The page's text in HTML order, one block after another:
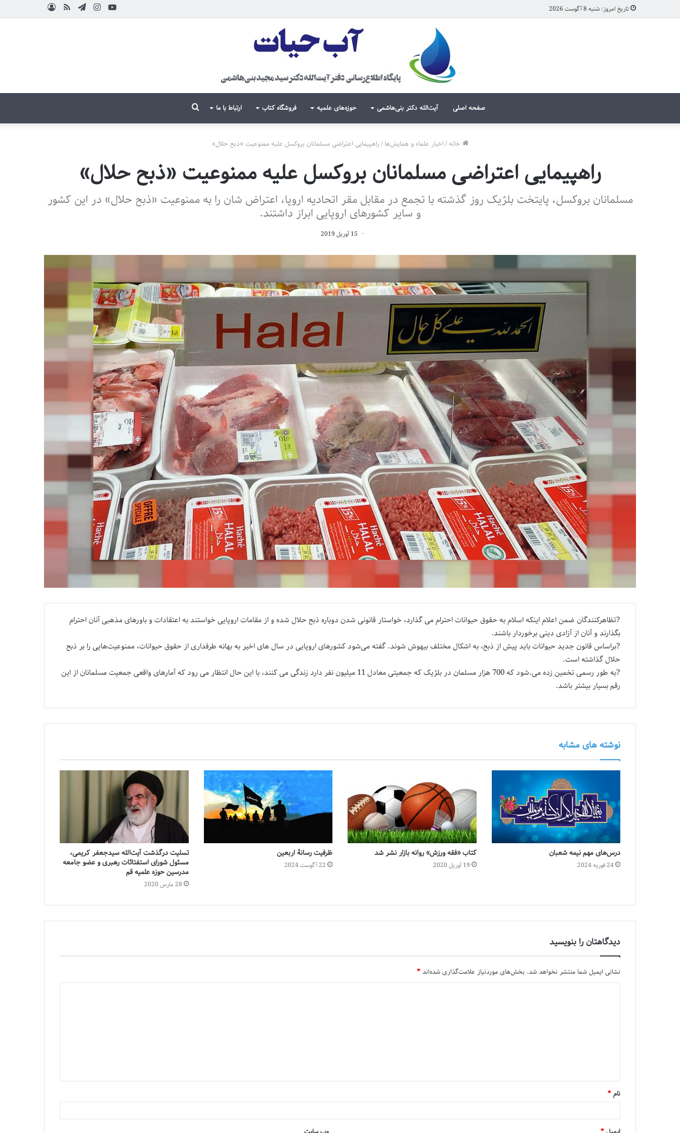
تاریخ امروز: شنبه 8 آگوست 2026 ورودآپارات
خوراکتلگرام
اینستاگرامیوتیوب
صفحه اصلی آیت‌الله دکتر بنی‌هاشمی حوزه‌های علمیه فروشگاه کتاب ارتباط با ما جستجو
خانه/اخبار علماء و همایش‌ها /راهپیمایی اعتراضی مسلمانان بروکسل علیه ممنوعیت «ذبح حلال»
راهپیمایی اعتراضی مسلمانان بروکسل علیه ممنوعیت «ذبح حلال»
مسلمانان بروکسل، پایتخت بلژیک روز گذشته با تجمع در مقابل مقر اتحادیه اروپا، اعتراض شان را به ممنوعیت «ذبح حلال» در این کشور
و سایر کشورهای اروپایی ابراز داشتند.
15 آوریل 2019
?تظاهرکنندگان ضمن اعلام اینکه اسلام به حقوق حیوانات احترام می گذارد، خواستار قانونی شدن دوباره ذبح حلال شده و از مقامات اروپایی خواستند به اعتقادات و باورهای مذهبی آنان احترام
بگذارند و آنان از آزادی دینی برخوردار باشند.
?براساس قانون جدید حیوانات باید پیش از ذبح، به اشکال مختلف بیهوش شوند. گفته می‌شود کشورهای اروپایی در سال های اخیر به بهانه طرفداری از حقوق حیوانات، ممنوعیت‌هایی را بر ذبح
حلال گذاشته است.
?به طور رسمی تخمین زده می.شود که 700 هزار مسلمان در بلژیک که جمعیتی معادل 11 میلیون نفر دارد زندگی می کنند، با این حال انتظار می رود که آمارهای واقعی جمعیت مسلمانان از این
رقم بسیار بیشتر باشد.
نوشته های مشابه
درس‌های مهم نیمه شعبان
24 فوریه 2024
کتاب «فقه ورزش» روانه بازار نشر شد
19 آوریل 2020
ظرفیت رسانهٔ اربعین
22 آگوست 2024
تسلیت درگذشت آیت‌الله سید‌جعفر کریمی،
مسئول شورای استفتائات رهبری و عضو جامعه
مدرسین حوزه علمیه قم
28 مارس 2020
دیدگاهتان را بنویسید
نشانی ایمیل شما منتشر نخواهد شد. بخش‌های موردنیاز علامت‌گذاری شده‌اند*
نام*